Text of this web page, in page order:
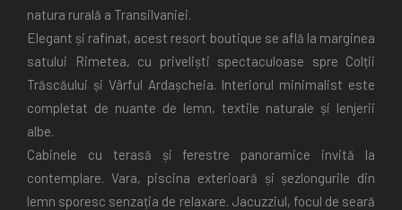
natura rurală a Transilvaniei.
Elegant și rafinat, acest resort boutique se află la marginea
satului Rimetea, cu priveliști spectaculoase spre Colții
Trăscăului și Vârful Ardașcheia. Interiorul minimalist este
completat de nuante de lemn, textile naturale și lenjerii
albe.
Cabinele cu terasă și ferestre panoramice invită la
contemplare. Vara, piscina exterioară și șezlongurile din
lemn sporesc senzația de relaxare. Jacuzziul, focul de seară